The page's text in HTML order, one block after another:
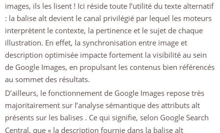
images, ils les lisent ! Ici réside toute l’utilité du texte alternatif
: la balise alt devient le canal privilégié par lequel les moteurs
interprètent le contexte, la pertinence et le sujet de chaque
illustration. En effet, la synchronisation entre image et
description optimisée impacte fortement la visibilité au sein
de Google Images, en propulsant les contenus bien référencés
au sommet des résultats.
D’ailleurs, le fonctionnement de Google Images repose très
majoritairement sur l’analyse sémantique des attributs alt
présents sur les balises . Ce qui signifie, selon Google Search
Central, que « la description fournie dans la balise alt